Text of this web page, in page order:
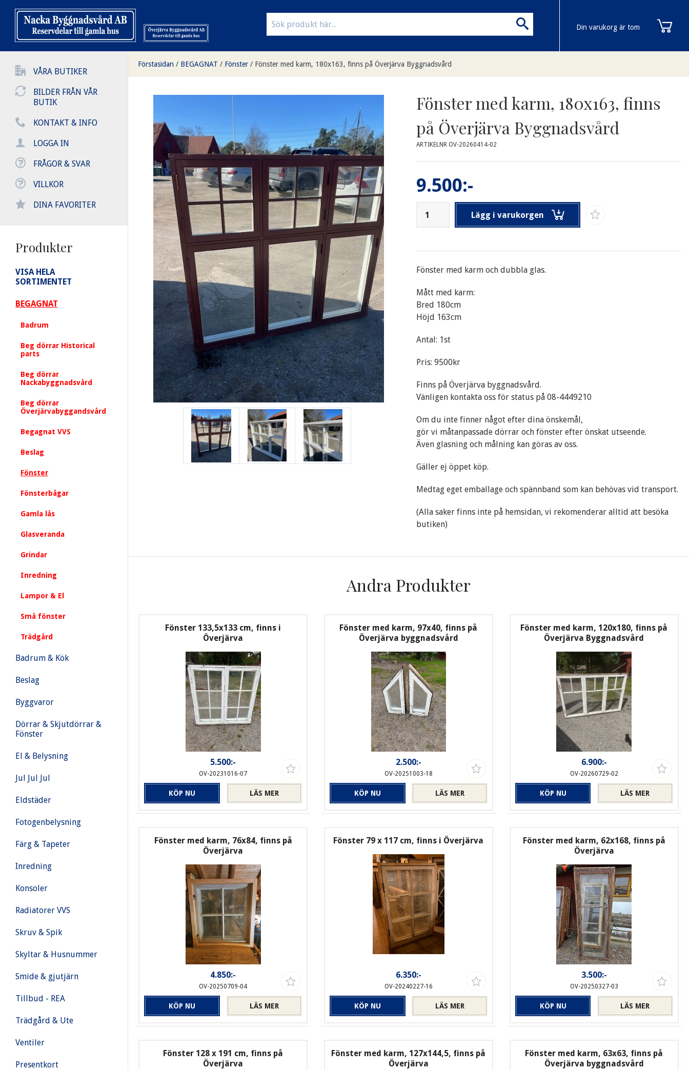
VÅRA BUTIKER
BILDER FRÅN VÅR
BUTIK
KONTAKT & INFO
LOGGA IN
FRÅGOR & SVAR
VILLKOR
DINA FAVORITER
Produkter
VISA HELA
SORTIMENTET
BEGAGNAT
Badrum
Beg dörrar Historical
parts
Beg dörrar
Nackabyggnadsvård
Beg dörrar
Överjärvabyggandsvård
Begagnat VVS
Beslag
Fönster
Fönsterbågar
Gamla lås
Glasveranda
Grindar
Inredning
Lampor & El
Små fönster
Trädgård
Badrum & Kök
Beslag
Byggvaror
Dörrar & Skjutdörrar &
Fönster
El & Belysning
Jul Jul Jul
Eldstäder
Fotogenbelysning
Färg & Tapeter
Inredning
Konsoler
Radiatorer VVS
Skruv & Spik
Skyltar & Husnummer
Smide & gjutjärn
Tillbud - REA
Trädgård & Ute
Ventiler
Presentkort
Din varukorg är tom
Förstasidan / BEGAGNAT / Fönster / Fönster med karm, 180x163, finns på Överjärva Byggnadsvård
Fönster med karm, 180x163, finns
på Överjärva Byggnadsvård
ARTIKELNR OV-20260414-02
9.500:-
Lägg i varukorgen
Fönster med karm och dubbla glas.
Mått med karm:
Bred 180cm
Höjd 163cm
Antal: 1st
Pris: 9500kr
Finns på Överjärva byggnadsvård.
Vänligen kontakta oss för status på 08-4449210
Om du inte finner något efter dina önskemål,
gör vi måtanpassade dörrar och fönster efter önskat utseende.
Även glasning och målning kan göras av oss.
Gäller ej öppet köp.
Medtag eget emballage och spännband som kan behövas vid transport.
(Alla saker finns inte på hemsidan, vi rekomenderar alltid att besöka
butiken)
Andra Produkter
Fönster 133,5x133 cm, finns i
Överjärva
5.500:-
OV-20231016-07
LÄS MER
KÖP NU
Fönster med karm, 97x40, finns på
Överjärva byggnadsvård
2.500:-
OV-20251003-18
LÄS MER
KÖP NU
Fönster med karm, 120x180, finns på
Överjärva Byggnadsvård
6.900:-
OV-20260729-02
LÄS MER
KÖP NU
Fönster med karm, 76x84, finns på
Överjärva
4.850:-
OV-20250709-04
LÄS MER
KÖP NU
Fönster 79 x 117 cm, finns i Överjärva
6.350:-
OV-20240227-16
LÄS MER
KÖP NU
Fönster med karm, 62x168, finns på
Överjärva
3.500:-
OV-20250327-03
LÄS MER
KÖP NU
Fönster 128 x 191 cm, finns på
Överjärva
Fönster med karm, 127x144,5, finns på
Överjärva
Fönster med karm, 63x63, finns på
Överjärva byggnadsvård